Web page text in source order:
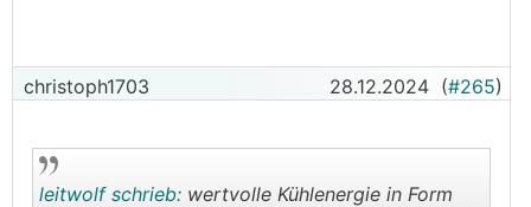
christoph1703 28.12.2024 (#265)
leitwolf schrieb: wertvolle Kühlenergie in Form